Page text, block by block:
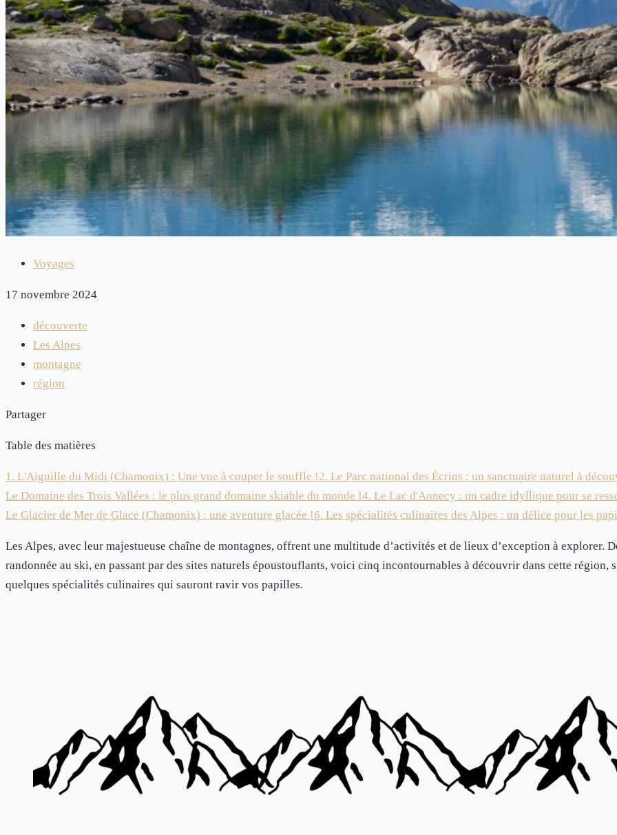
Voyages
17 novembre 2024
découverte
Les Alpes
montagne
région
Partager
Table des matières
1. L'Aiguille du Midi (Chamonix) : Une vue à couper le souffle !2. Le Parc national des Écrins : un sanctuaire naturel à
Le Domaine des Trois Vallées : le plus grand domaine skiable du monde !4. Le Lac d'Annecy : un cadre idyllique pour se
Le Glacier de Mer de Glace (Chamonix) : une aventure glacée !6. Les spécialités culinaires des Alpes : un délice pour les
Les Alpes, avec leur majestueuse chaîne de montagnes, offrent une multitude d’activités et de lieux d’exception à explorer.
randonnée au ski, en passant par des sites naturels époustouflants, voici cinq incontournables à découvrir dans cette région,
quelques spécialités culinaires qui sauront ravir vos papilles.